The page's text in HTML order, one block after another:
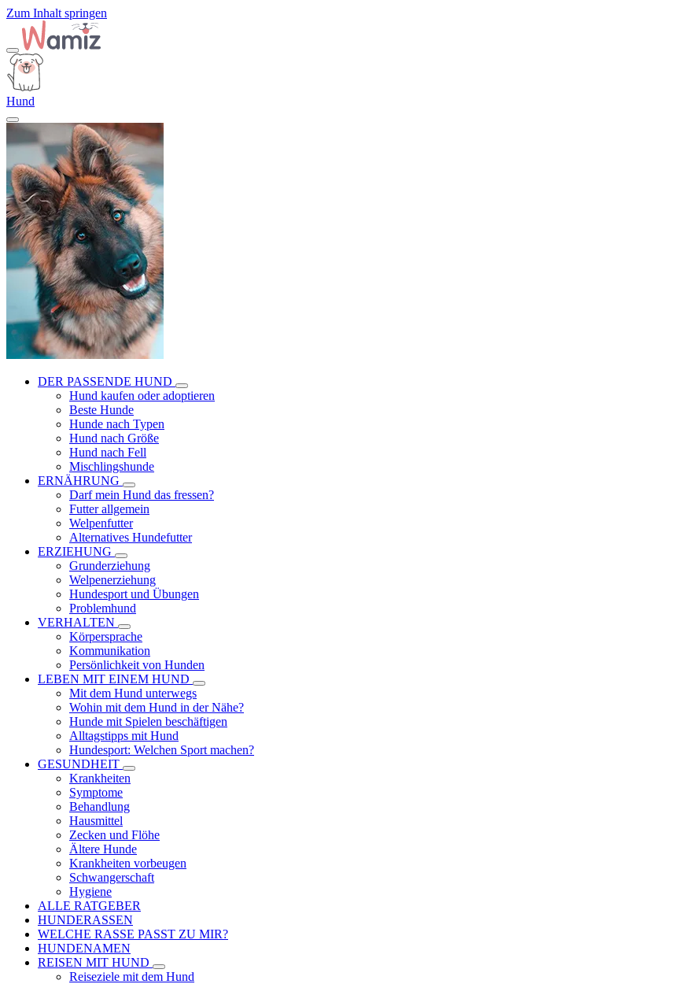
Zum Inhalt springen
Hund
DER PASSENDE HUND
Hund kaufen oder adoptieren
Beste Hunde
Hunde nach Typen
Hund nach Größe
Hund nach Fell
Mischlingshunde
ERNÄHRUNG
Darf mein Hund das fressen?
Futter allgemein
Welpenfutter
Alternatives Hundefutter
ERZIEHUNG
Grunderziehung
Welpenerziehung
Hundesport und Übungen
Problemhund
VERHALTEN
Körpersprache
Kommunikation
Persönlichkeit von Hunden
LEBEN MIT EINEM HUND
Mit dem Hund unterwegs
Wohin mit dem Hund in der Nähe?
Hunde mit Spielen beschäftigen
Alltagstipps mit Hund
Hundesport: Welchen Sport machen?
GESUNDHEIT
Krankheiten
Symptome
Behandlung
Hausmittel
Zecken und Flöhe
Ältere Hunde
Krankheiten vorbeugen
Schwangerschaft
Hygiene
ALLE RATGEBER
HUNDERASSEN
WELCHE RASSE PASST ZU MIR?
HUNDENAMEN
REISEN MIT HUND
Reiseziele mit dem Hund